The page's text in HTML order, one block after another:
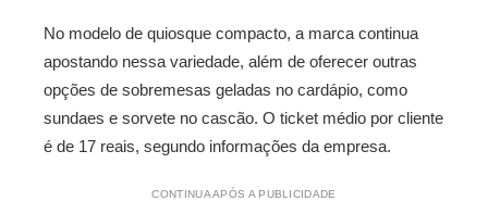
No modelo de quiosque compacto, a marca continua
apostando nessa variedade, além de oferecer outras
opções de sobremesas geladas no cardápio, como
sundaes e sorvete no cascão. O ticket médio por cliente
é de 17 reais, segundo informações da empresa.
CONTINUA APÓS A PUBLICIDADE